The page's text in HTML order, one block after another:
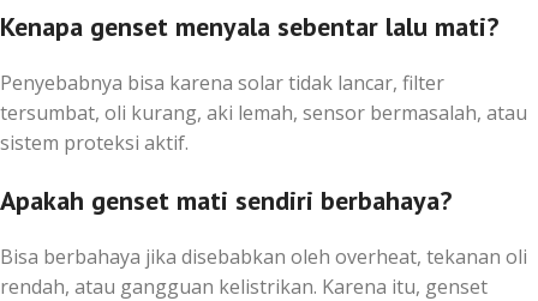
Kenapa genset menyala sebentar lalu mati?
Penyebabnya bisa karena solar tidak lancar, filter
tersumbat, oli kurang, aki lemah, sensor bermasalah, atau
sistem proteksi aktif.
Apakah genset mati sendiri berbahaya?
Bisa berbahaya jika disebabkan oleh overheat, tekanan oli
rendah, atau gangguan kelistrikan. Karena itu, genset